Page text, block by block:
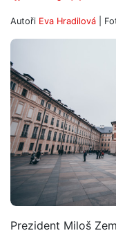
Autoři Eva Hradilová |
Prezident Miloš